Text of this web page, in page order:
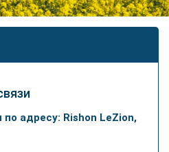
адресу: Rishon LeZion,